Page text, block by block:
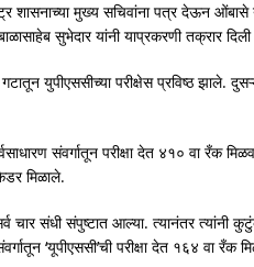
शासनाच्या मुख्य सचिवांना पत्र देऊन
सुभेदार यांनी याप्रकरणी तक्रार दिली
युपीएससीच्या परीक्षेस प्रविष्ठ झाले.
संवर्गातून परीक्षा देत ४१० वा रँक
मिळाले.
चार संधी संपुष्टात आल्या. त्यानंतर
‘यूपीएससी’ची परीक्षा देत १६४ वा